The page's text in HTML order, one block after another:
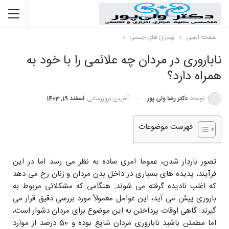
صفحه اصلی بیماری های جنسی
ناباروری در مردان چه علائمی را با خود به
همراه دارد؟
توسط دکتر رضا ولی پور آخرین بروزرسانی اسفند 19, 1403
فهرست موضوعات
تصور باردار شدن، عموما امری ساده به نظر می ‌رسد اما در این
فرآیند، پدیده ‌های بسیاری در داخل بدن مردان و زنان رخ می ‌دهد
که اغلب نادیده گرفته می ‌شوند. هنگامی که مشکلاتی مربوط به
باروری پیش می ‌آید، این عوامل معمولاً مورد بررسی دقیق قرار می
‌گیرند. گاهی اوقات پرداختن به این موضوع برای مردان دشوار است،
اما مطمئن باشید ناباروری مردان شایع بوده و 50 درصد از موارد